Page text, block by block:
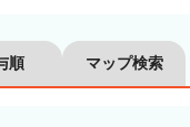
順 マップ検索